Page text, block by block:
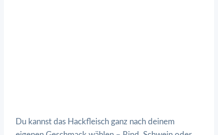
Du kannst das Hackfleisch ganz nach deinem